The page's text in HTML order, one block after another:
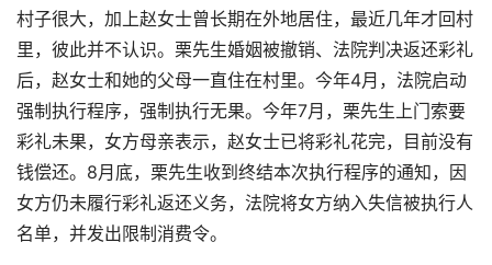
村子很大，加上赵女士曾长期在外地居住，最近几年才回村
里，彼此并不认识。栗先生婚姻被撤销、法院判决返还彩礼
后，赵女士和她的父母一直住在村里。今年4月，法院启动
强制执行程序，强制执行无果。今年7月，栗先生上门索要
彩礼未果，女方母亲表示，赵女士已将彩礼花完，目前没有
钱偿还。8月底，栗先生收到终结本次执行程序的通知，因
女方仍未履行彩礼返还义务，法院将女方纳入失信被执行人
名单，并发出限制消费令。